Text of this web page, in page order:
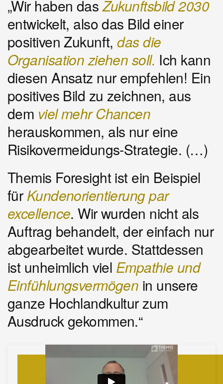
„Wir haben dasZukunftsbild 2030
entwickelt, also das Bild einer
positiven Zukunft,das die
Organisation ziehen soll. Ich kann
diesen Ansatz nur empfehlen! Ein
positives Bild zu zeichnen, aus
dem viel mehr Chancen
herauskommen, als nur eine
Risikovermeidungs-Strategie. (…)
Themis Foresight ist ein Beispiel
fürKundenorientierung par
excellence. Wir wurden nicht als
Auftrag behandelt, der einfach nur
abgearbeitet wurde. Stattdessen
ist unheimlich viel Empathie und
Einfühlungsvermögen in unsere
ganze Hochlandkultur zum
Ausdruck gekommen.“